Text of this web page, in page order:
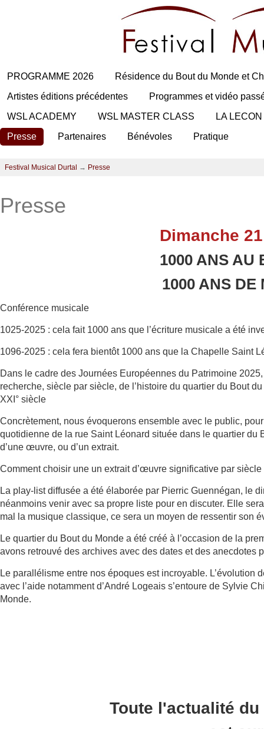
PROGRAMME 2026
Résidence du Bout du Monde et
Artistes éditions précédentes
Programmes et vidéo
WSL ACADEMY
WSL MASTER CLASS
LA
Presse
Partenaires Bénévoles Pratique
Festival Musical Durtal → Presse
Presse
Dimanche
1000 ANS AU
1000 ANS DE
Conférence musicale
1025-2025 : cela fait 1000 ans que l’écriture musicale a été
1096-2025 : cela fera bientôt 1000 ans que la Chapelle Saint
Dans le cadre des Journées Européennes du Patrimoine
recherche, siècle par siècle, de l’histoire du quartier du Bout
XXI° siècle
Concrètement, nous évoquerons ensemble avec le public,
quotidienne de la rue Saint Léonard située dans le quartier du
d’une œuvre, ou d’un extrait.
Comment choisir une un extrait d’œuvre significative par
La play-list diffusée a été élaborée par Pierric Guennégan, le
néanmoins venir avec sa propre liste pour en discuter. Elle
mal la musique classique, ce sera un moyen de ressentir son
Le quartier du Bout du Monde a été créé à l’occasion de la
avons retrouvé des archives avec des dates et des anecdotes
Le parallélisme entre nos époques est incroyable.
avec l’aide notamment d’André Logeais s’entoure de Sylvie
Monde.
Toute l'actualité